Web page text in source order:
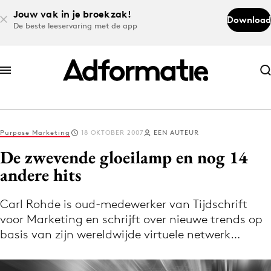
Jouw vak in je broekzak!
De beste leeservaring met de app
Download
Abonneer nu
Abonneer nu
Log in
Volg het laatste nieuws via de Adformatie
Nieuws app
Purpose Marketing 18 OKTOBER 2007 EEN AUTEUR
De zwevende gloeilamp en nog 14
andere hits
Carl Rohde is oud-medewerker van Tijdschrift
voor Marketing en schrijft over nieuwe trends op
basis van zijn wereldwijde virtuele netwerk…